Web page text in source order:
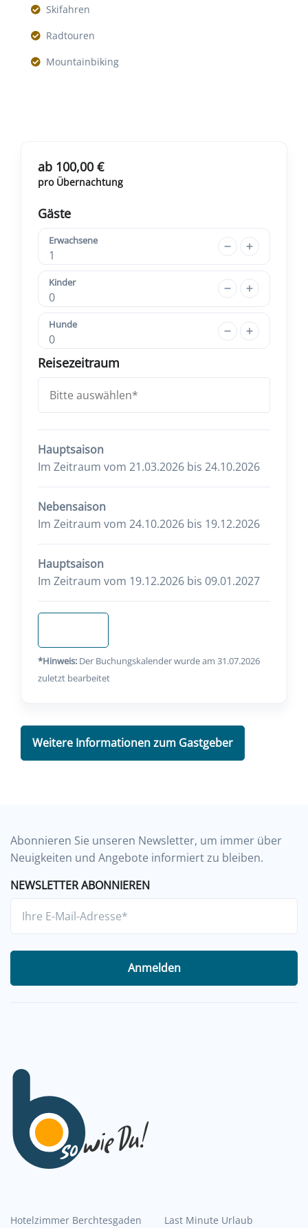
Skifahren
Radtouren
Mountainbiking
ab 100,00 €
pro Übernachtung
Gäste
Erwachsene
1
Kinder
0
Hunde
0
Reisezeitraum
Hauptsaison
Im Zeitraum vom 21.03.2026 bis 24.10.2026
Nebensaison
Im Zeitraum vom 24.10.2026 bis 19.12.2026
Hauptsaison
Im Zeitraum vom 19.12.2026 bis 09.01.2027
*Hinweis: Der Buchungskalender wurde am 31.07.2026
zuletzt bearbeitet
Weitere Informationen zum Gastgeber
Abonnieren Sie unseren Newsletter, um immer über
Neuigkeiten und Angebote informiert zu bleiben.
NEWSLETTER ABONNIEREN
Anmelden
Hotelzimmer Berchtesgaden
Last Minute Urlaub